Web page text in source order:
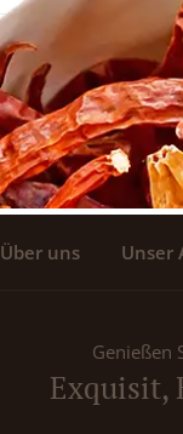
Über uns Unser
Genießen
Exquisit,